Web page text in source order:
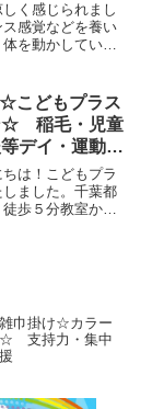
く感じられまし
感覚などを養い
を動かしていき
上手にジャンプ
...
こどもプラス
☆ 稲毛・児童
デイ・運動療
は！こどもプラ
ました。千葉都
歩５分教室から
巾掛け☆カラー
☆ 支持力・集中